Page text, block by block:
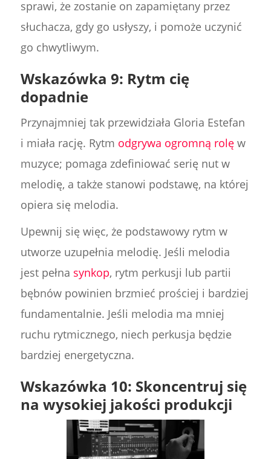
sprawi, że zostanie on zapamiętany przez
słuchacza, gdy go usłyszy, i pomoże uczynić
go chwytliwym.
Wskazówka 9: Rytm cię
dopadnie
Przynajmniej tak przewidziała Gloria Estefan
i miała rację. Rytm odgrywa ogromną rolęw
muzyce; pomaga zdefiniować serię nut w
melodię, a także stanowi podstawę, na której
opiera się melodia.
Upewnij się więc, że podstawowy rytm w
utworze uzupełnia melodię. Jeśli melodia
jest pełna synkop, rytm perkusji lub partii
bębnów powinien brzmieć prościej i bardziej
fundamentalnie. Jeśli melodia ma mniej
ruchu rytmicznego, niech perkusja będzie
bardziej energetyczna.
Wskazówka 10: Skoncentruj się
na wysokiej jakości produkcji